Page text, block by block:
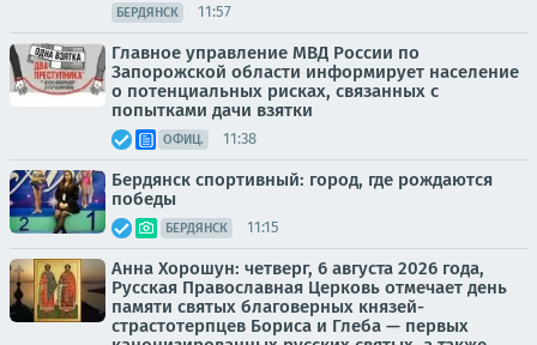
БЕРДЯНСК 11:57
Главное управление МВД России по
Запорожской области информирует население
о потенциальных рисках, связанных с
попытками дачи взятки
ОФИЦ. 11:38
Бердянск спортивный: город, где рождаются
победы
БЕРДЯНСК 11:15
Анна Хорошун: четверг, 6 августа 2026 года,
Русская Православная Церковь отмечает день
памяти святых благоверных князей-
страстотерпцев Бориса и Глеба — первых